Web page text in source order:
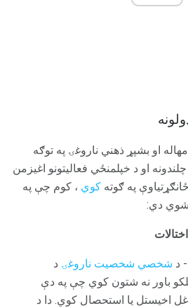
او بشپړ ذهني ناروغۍ په توګه
او د خپلمنځي فعالیتونو اغیزمن
ځانګړتیاوې په ګوته کوي ، کوم چې په
شوي دي:
د شخصي شخصیت ناروغۍ د
باور نه شتون کوي ​​چې په دې
اخیستل یا استحصال کوي. دا د